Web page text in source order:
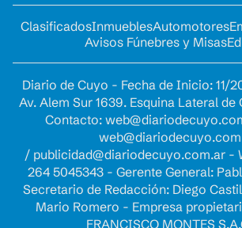
ClasificadosInmueblesAutomotores
Avisos Fúnebres y Misas
Diario de Cuyo - Fecha de Inicio: 11/
Av. Alem Sur 1639. Esquina Lateral
Contacto:
/ publicidad@diariodecuyo.com.ar-
264 5045343 - Gerente General:
Secretario de Redacción: Diego
Mario Romero - Empresa
FRANCISCO MONTES